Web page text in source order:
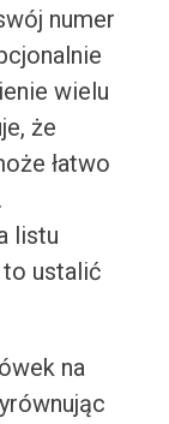
numer
wielu
że
łatwo
listu
ustalić
na